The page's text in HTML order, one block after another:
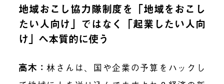
地域おこし協力隊制度を「地域をおこし
たい人向け」ではなく「起業したい人向
け」へ本質的に使う
高木：林さんは、国や企業の予算をハックし